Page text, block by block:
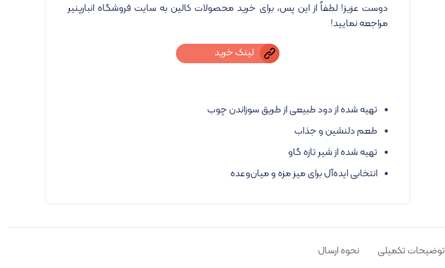
دوست عزیز! لطفاً از این پس، برای خرید محصولات کالین به سایت فروشگاه انبارپنیر
مراجعه نمایید!
لینک خرید
تهیه شده از دود طبیعی از طریق سوزاندن چوب
طعم دلنشین و جذاب
تهیه شده از شیر تازه گاو
انتخابی ایده‌آل برای میز مزه و میان‌وعده
توضیحات تکمیلی نحوه ارسال